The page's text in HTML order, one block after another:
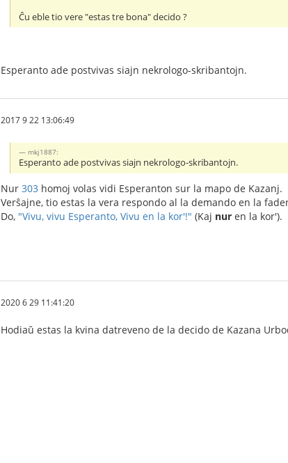
Ĉu eble tio vere "estas tre bona" decido ?
Esperanto ade postvivas siajn nekrologo-skribantojn.
2017 9 22 13:06:49
mkj1887:
Esperanto ade postvivas siajn nekrologo-skribantojn.
Nur 303 homoj volas vidi Esperanton sur la mapo de Kazanj.
Verŝajne, tio estas la vera respondo al la demando en la
Do, "Vivu, vivu Esperanto, Vivu en la kor'!" (Kaj nur en la kor').
2020 6 29 11:41:20
Hodiaŭ estas la kvina datreveno de la decido de Kazana